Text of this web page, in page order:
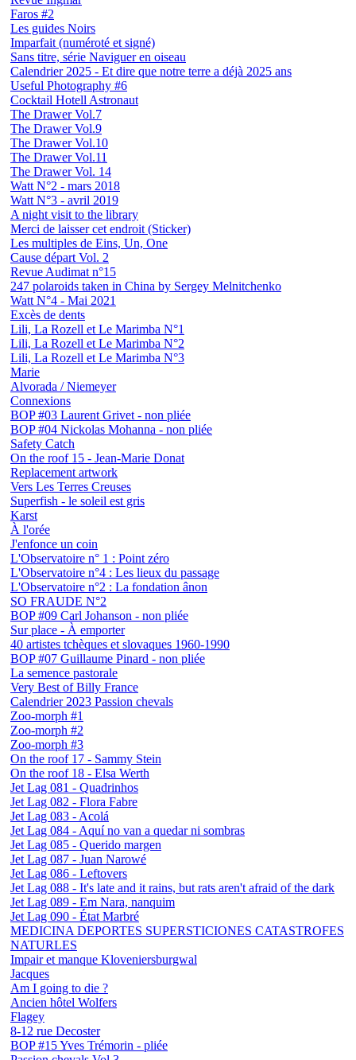
Faros #2
Les guides Noirs
Imparfait (numéroté et signé)
Sans titre, série Naviguer en oiseau
Calendrier 2025 - Et dire que notre terre a déjà 2025 ans
Useful Photography #6
Cocktail Hotell Astronaut
The Drawer Vol.7
The Drawer Vol.9
The Drawer Vol.10
The Drawer Vol.11
The Drawer Vol. 14
Watt N°2 - mars 2018
Watt N°3 - avril 2019
A night visit to the library
Merci de laisser cet endroit (Sticker)
Les multiples de Eins, Un, One
Cause départ Vol. 2
Revue Audimat n°15
247 polaroids taken in China by Sergey Melnitchenko
Watt N°4 - Mai 2021
Excès de dents
Lili, La Rozell et Le Marimba N°1
Lili, La Rozell et Le Marimba N°2
Lili, La Rozell et Le Marimba N°3
Marie
Alvorada / Niemeyer
Connexions
BOP #03 Laurent Grivet - non pliée
BOP #04 Nickolas Mohanna - non pliée
Safety Catch
On the roof 15 - Jean-Marie Donat
Replacement artwork
Vers Les Terres Creuses
Superfish - le soleil est gris
Karst
À l'orée
J'enfonce un coin
L'Observatoire n° 1 : Point zéro
L'Observatoire n°4 : Les lieux du passage
L'Observatoire n°2 : La fondation ânon
SO FRAUDE N°2
BOP #09 Carl Johanson - non pliée
Sur place - À emporter
40 artistes tchèques et slovaques 1960-1990
BOP #07 Guillaume Pinard - non pliée
La semence pastorale
Very Best of Billy France
Calendrier 2023 Passion chevals
Zoo-morph #1
Zoo-morph #2
Zoo-morph #3
On the roof 17 - Sammy Stein
On the roof 18 - Elsa Werth
Jet Lag 081 - Quadrinhos
Jet Lag 082 - Flora Fabre
Jet Lag 083 - Acolá
Jet Lag 084 - Aquí no van a quedar ni sombras
Jet Lag 085 - Querido margen
Jet Lag 087 - Juan Narowé
Jet Lag 086 - Leftovers
Jet Lag 088 - It's late and it rains, but rats aren't afraid of the dark
Jet Lag 089 - Em Nara, nanquim
Jet Lag 090 - État Marbré
MEDICINA DEPORTES SUPERSTICIONES CATASTROFES
NATURLES
Impair et manque Kloveniersburgwal
Jacques
Am I going to die ?
Ancien hôtel Wolfers
Flagey
8-12 rue Decoster
BOP #15 Yves Trémorin - pliée